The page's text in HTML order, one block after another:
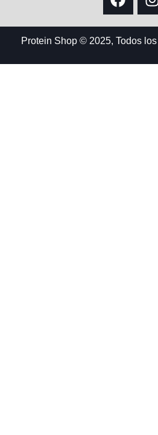
Protein Shop © 2025, Todos